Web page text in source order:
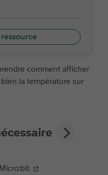
comment afficher
la température sur